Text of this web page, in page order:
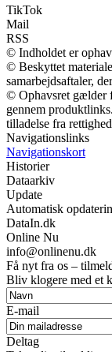
TikTok
Mail
RSS
© Indholdet er
© Beskyttet
samarbejdsaftaler,
© Ophavsret gælder
gennem
tilladelse fra
Navigationslinks
Navigationskort
Historier
Dataarkiv
Update
Automatisk
DataIn.dk
Online Nu
info@onlinenu.dk
Få nyt fra os –
Bliv klogere med et
E-mail
Deltag